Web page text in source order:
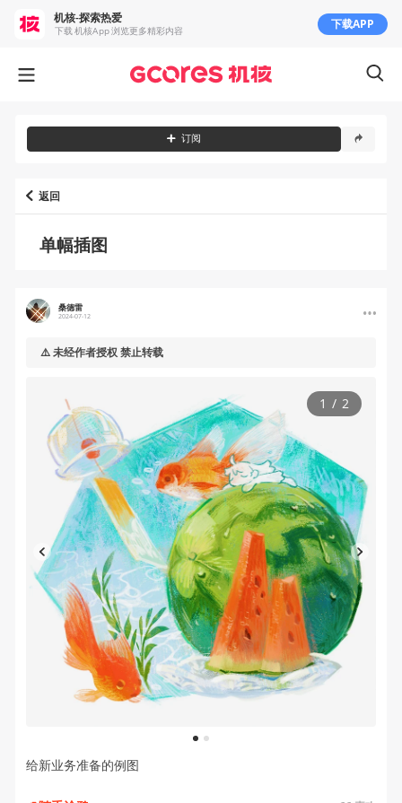
返回
单幅插图
桑德雷
2024-07-12
⚠️ 未经作者授权 禁止转载
1 2
1 / 2
给新业务准备的例图
订阅
机核-探索热爱
下载 机核App 浏览更多精彩内容 下载APP